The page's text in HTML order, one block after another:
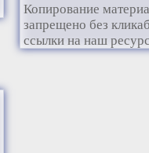
Копирование
запрещено без
ссылки на наш